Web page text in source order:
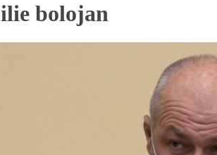
ilie bolojan